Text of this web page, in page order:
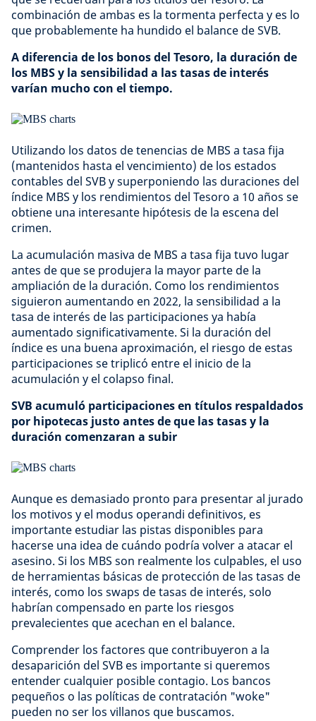
combinación de ambas es la tormenta perfecta y es lo
que probablemente ha hundido el balance de SVB.
A diferencia de los bonos del Tesoro, la duración de
los MBS y la sensibilidad a las tasas de interés
varían mucho con el tiempo.
Utilizando los datos de tenencias de MBS a tasa fija
(mantenidos hasta el vencimiento) de los estados
contables del SVB y superponiendo las duraciones del
índice MBS y los rendimientos del Tesoro a 10 años se
obtiene una interesante hipótesis de la escena del
crimen.
La acumulación masiva de MBS a tasa fija tuvo lugar
antes de que se produjera la mayor parte de la
ampliación de la duración. Como los rendimientos
siguieron aumentando en 2022, la sensibilidad a la
tasa de interés de las participaciones ya había
aumentado significativamente. Si la duración del
índice es una buena aproximación, el riesgo de estas
participaciones se triplicó entre el inicio de la
acumulación y el colapso final.
SVB acumuló participaciones en títulos respaldados
por hipotecas justo antes de que las tasas y la
duración comenzaran a subir
Aunque es demasiado pronto para presentar al jurado
los motivos y el modus operandi definitivos, es
importante estudiar las pistas disponibles para
hacerse una idea de cuándo podría volver a atacar el
asesino. Si los MBS son realmente los culpables, el uso
de herramientas básicas de protección de las tasas de
interés, como los swaps de tasas de interés, solo
habrían compensado en parte los riesgos
prevalecientes que acechan en el balance.
Comprender los factores que contribuyeron a la
desaparición del SVB es importante si queremos
entender cualquier posible contagio. Los bancos
pequeños o las políticas de contratación "woke"
pueden no ser los villanos que buscamos.